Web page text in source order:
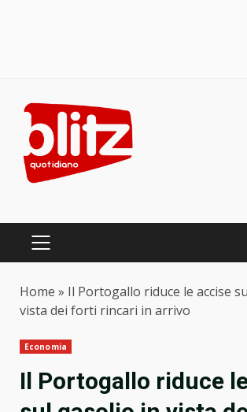
content
PRIMARY
Home » Il Portogallo riduce le accise
vista dei forti rincari in arrivo
Economia
Il Portogallo riduce